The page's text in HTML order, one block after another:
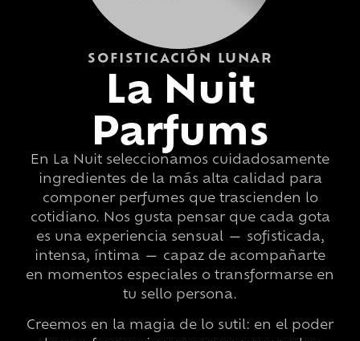
SOFISTICACIÓN LUNAR
La Nuit
Parfums
En La Nuit seleccionamos cuidadosamente
ingredientes de la más alta calidad para
componer perfumes que trascienden lo
cotidiano. Nos gusta pensar que cada gota
es una experiencia sensual — sofisticada,
intensa, íntima — capaz de acompañarte
en momentos especiales o transformarse en
tu sello persona.
Creemos en la magia de lo sutil: en el poder